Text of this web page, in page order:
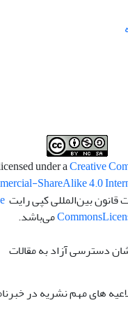
Creative
ShareAlike 4.0
قانون بین‌المللی کپی رایت
Commonsمی‌باشد.
های مهم نشریه در